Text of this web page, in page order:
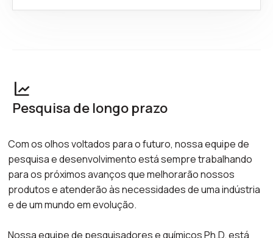
Pesquisa de longo prazo
Com os olhos voltados para o futuro, nossa equipe de
pesquisa e desenvolvimento está sempre trabalhando
para os próximos avanços que melhorarão nossos
produtos e atenderão às necessidades de uma indústria
e de um mundo em evolução.
Nossa equipe de pesquisadores e químicos Ph.D. está